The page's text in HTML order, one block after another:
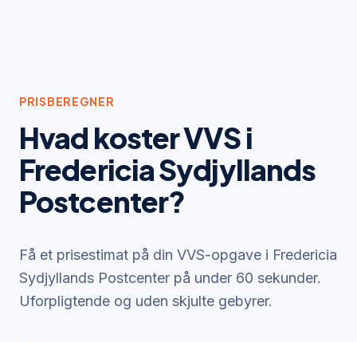
PRISBEREGNER
Hvad koster VVS i
Fredericia Sydjyllands
Postcenter?
Få et prisestimat på din VVS-opgave i Fredericia
Sydjyllands Postcenter på under 60 sekunder.
Uforpligtende og uden skjulte gebyrer.